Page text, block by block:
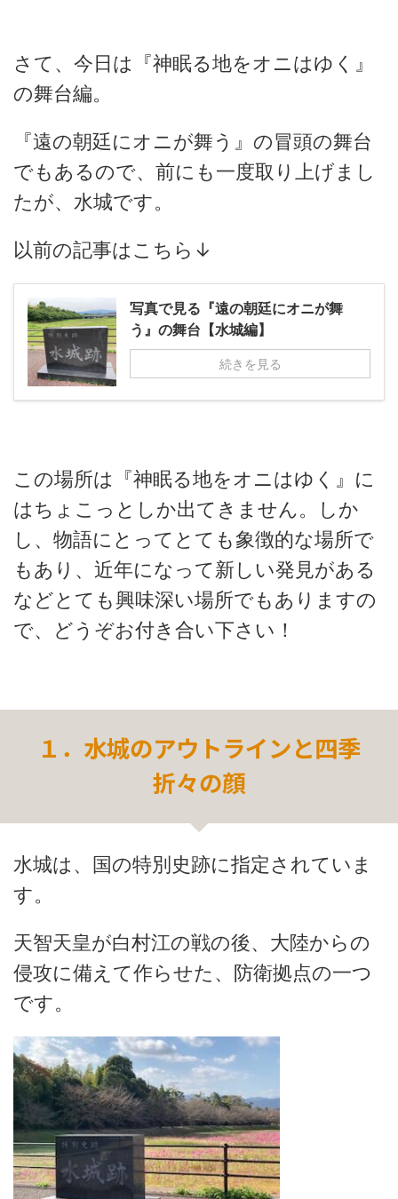
さて、今日は『神眠る地をオニはゆく』
の舞台編。
『遠の朝廷にオニが舞う』の冒頭の舞台
でもあるので、前にも一度取り上げまし
たが、水城です。
以前の記事はこちら↓
写真で見る『遠の朝廷にオニが舞
う』の舞台【水城編】
続きを見る
この場所は『神眠る地をオニはゆく』に
はちょこっとしか出てきません。しか
し、物語にとってとても象徴的な場所で
もあり、近年になって新しい発見がある
などとても興味深い場所でもありますの
で、どうぞお付き合い下さい！
１．水城のアウトラインと四季
折々の顔
水城は、国の特別史跡に指定されていま
す。
天智天皇が白村江の戦の後、大陸からの
侵攻に備えて作らせた、防衛拠点の一つ
です。